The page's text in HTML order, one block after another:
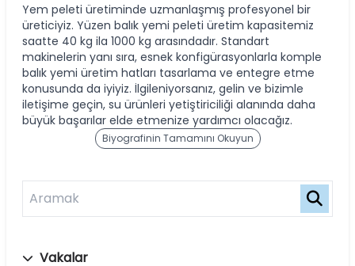
Yem peleti üretiminde uzmanlaşmış profesyonel bir
üreticiyiz. Yüzen balık yemi peleti üretim kapasitemiz
saatte 40 kg ila 1000 kg arasındadır. Standart
makinelerin yanı sıra, esnek konfigürasyonlarla komple
balık yemi üretim hatları tasarlama ve entegre etme
konusunda da iyiyiz. İlgileniyorsanız, gelin ve bizimle
iletişime geçin, su ürünleri yetiştiriciliği alanında daha
büyük başarılar elde etmenize yardımcı olacağız.
Biyografinin Tamamını Okuyun
Vakalar